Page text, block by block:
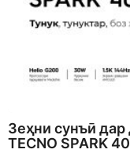
Зеҳни сунъӣ
TECNO SPARK